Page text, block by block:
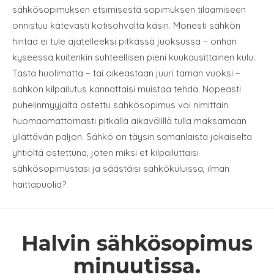
sähkösopimuksen etsimisestä sopimuksen tilaamiseen
onnistuu kätevästi kotisohvalta käsin. Monesti sähkön
hintaa ei tule ajatelleeksi pitkässä juoksussa – onhan
kyseessä kuitenkin suhteellisen pieni kuukausittainen kulu.
Tästä huolimatta – tai oikeastaan juuri tämän vuoksi –
sähkön kilpailutus kannattaisi muistaa tehdä. Nopeasti
puhelinmyyjältä ostettu sähkösopimus voi nimittäin
huomaamattomasti pitkällä aikavälillä tulla maksamaan
yllättävän paljon. Sähkö on täysin samanlaista jokaiselta
yhtiöltä ostettuna, joten miksi et kilpailuttaisi
sähkösopimustasi ja säästäisi sähkökuluissa, ilman
haittapuolia?
Halvin sähkösopimus
minuutissa.